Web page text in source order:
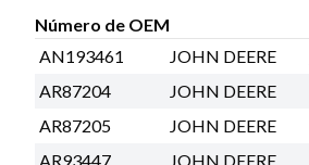
Número de OEM
AN193461
JOHN DEERE
AR87204
JOHN DEERE
AR87205
JOHN DEERE
AR93447
JOHN DEERE